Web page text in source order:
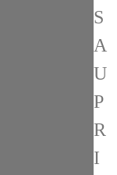
S
A
U
P
R
I